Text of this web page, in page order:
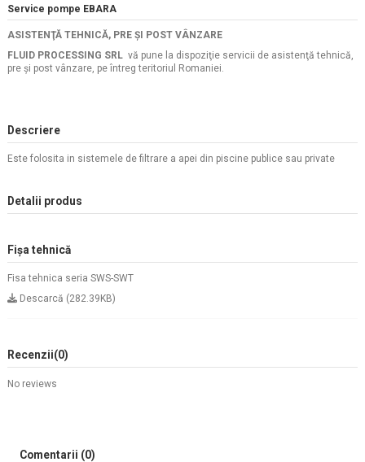
Service pompe EBARA
ASISTENŢĂ TEHNICĂ, PRE ŞI POST VÂNZARE
FLUID PROCESSING SRL vă pune la dispoziţie servicii de asistenţă tehnică,
pre şi post vânzare, pe întreg teritoriul Romaniei.
Descriere
Este folosita in sistemele de filtrare a apei din piscine publice sau private
Detalii produs
Fișa tehnică
Fisa tehnica seria SWS-SWT
Descarcă (282.39KB)
Recenzii(0)
No reviews
Comentarii (0)